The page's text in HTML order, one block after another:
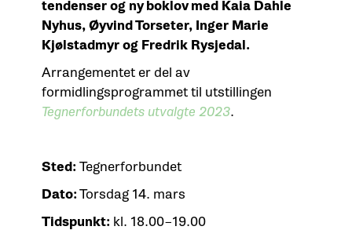
tendenser og ny boklov med Kaia Dahle
Nyhus, Øyvind Torseter, Inger Marie
Kjølstadmyr og Fredrik Rysjedal.
Arrangementet er del av
formidlingsprogrammet til utstillingen
Tegnerforbundets utvalgte 2023.
Sted:Tegnerforbundet
Dato:Torsdag 14. mars
Tidspunkt: kl. 18.00–19.00